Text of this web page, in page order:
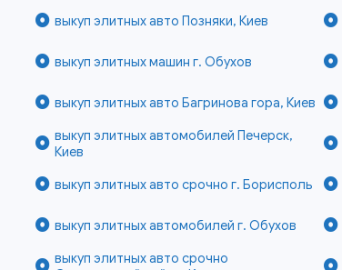
выкуп элитных авто Позняки, Киев
выкуп элитных машин г. Обухов
выкуп элитных авто Багринова гора, Киев
выкуп элитных автомобилей Печерск,
Киев
выкуп элитных авто срочно г. Борисполь
выкуп элитных автомобилей г. Обухов
выкуп элитных авто срочно